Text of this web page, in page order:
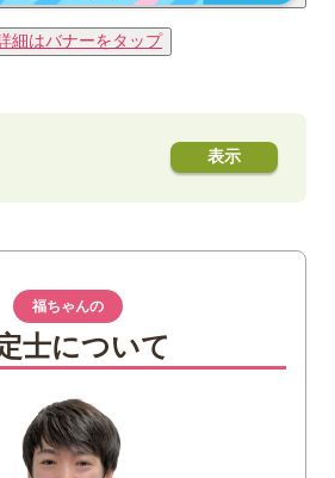
細はバナーをタップ
品」切手の特徴やデザイン
圧器」切手
鏡」切手
旋盤」切手
ル歯車研削盤」切手
福ちゃんの
士について